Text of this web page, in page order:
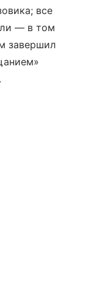
все
— в том
завершил